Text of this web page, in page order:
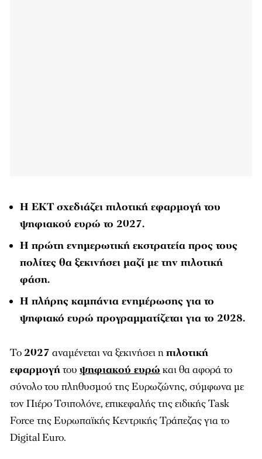
Η ΕΚΤ σχεδιάζει πιλοτική εφαρμογή του
ψηφιακού ευρώ το 2027.
Η πρώτη ενημερωτική εκστρατεία προς τους
πολίτες θα ξεκινήσει μαζί με την πιλοτική
φάση.
Η πλήρης καμπάνια ενημέρωσης για το
ψηφιακό ευρώ προγραμματίζεται για το 2028.
Το2027 αναμένεται να ξεκινήσει ηπιλοτική
εφαρμογήτου ψηφιακού ευρώ και θα αφορά το
σύνολο του πληθυσμού της Ευρωζώνης, σύμφωνα με
τον Πιέρο Τσιπολόνε, επικεφαλής της ειδικής Task
Force της Ευρωπαϊκής Κεντρικής Τράπεζας για το
Digital Euro.